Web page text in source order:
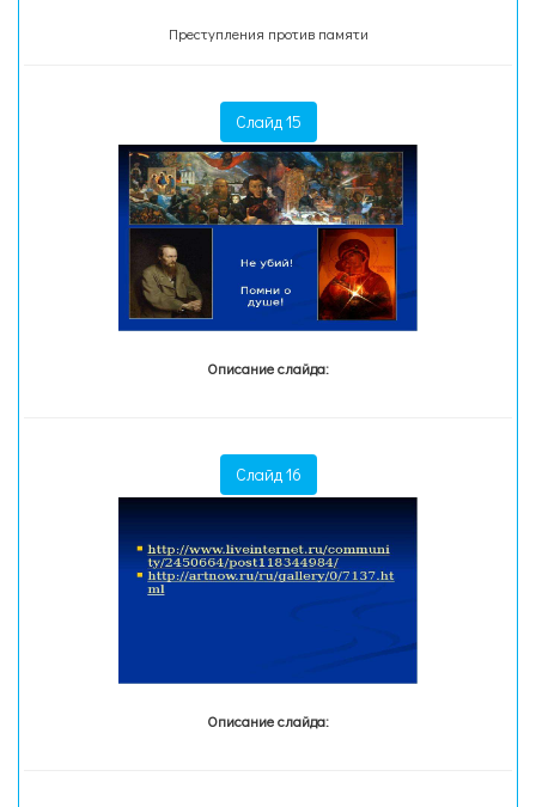
Преступления против памяти
Слайд 15
Описание слайда:
Слайд 16
Описание слайда: